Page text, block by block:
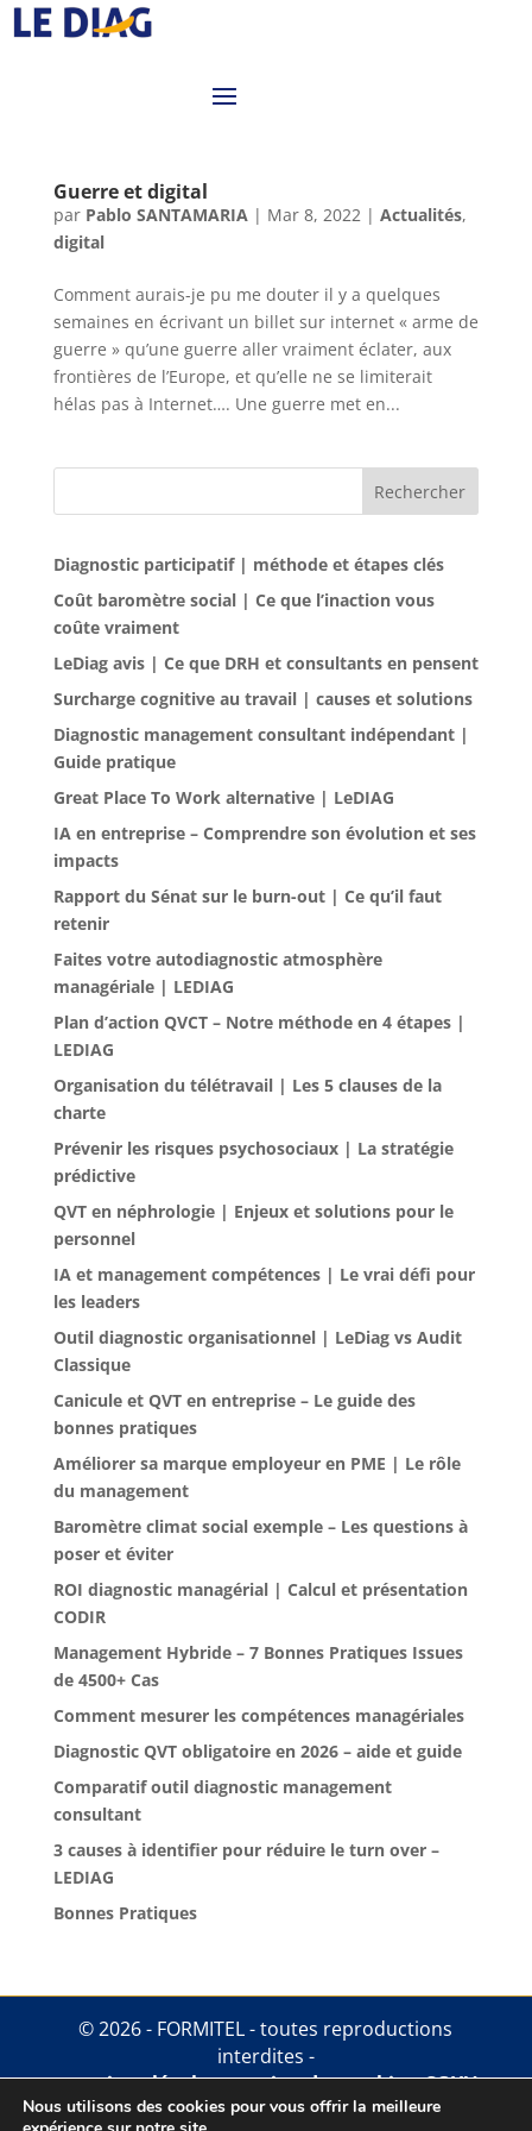
Guerre et digital
par Pablo SANTAMARIA| Mar 8, 2022| Actualités,
digital
Comment aurais-je pu me douter il y a quelques
semaines en écrivant un billet sur internet « arme de
guerre » qu’une guerre aller vraiment éclater, aux
frontières de l’Europe, et qu’elle ne se limiterait
hélas pas à Internet…. Une guerre met en...
Rechercher
Diagnostic participatif | méthode et étapes clés
Coût baromètre social | Ce que l’inaction vous
coûte vraiment
LeDiag avis | Ce que DRH et consultants en pensent
Surcharge cognitive au travail | causes et solutions
Diagnostic management consultant indépendant |
Guide pratique
Great Place To Work alternative | LeDIAG
IA en entreprise – Comprendre son évolution et ses
impacts
Rapport du Sénat sur le burn-out | Ce qu’il faut
retenir
Faites votre autodiagnostic atmosphère
managériale | LEDIAG
Plan d’action QVCT – Notre méthode en 4 étapes |
LEDIAG
Organisation du télétravail | Les 5 clauses de la
charte
Prévenir les risques psychosociaux | La stratégie
prédictive
QVT en néphrologie | Enjeux et solutions pour le
personnel
IA et management compétences | Le vrai défi pour
les leaders
Outil diagnostic organisationnel | LeDiag vs Audit
Classique
Canicule et QVT en entreprise – Le guide des
bonnes pratiques
Améliorer sa marque employeur en PME | Le rôle
du management
Baromètre climat social exemple – Les questions à
poser et éviter
ROI diagnostic managérial | Calcul et présentation
CODIR
Management Hybride – 7 Bonnes Pratiques Issues
de 4500+ Cas
Comment mesurer les compétences managériales
Diagnostic QVT obligatoire en 2026 – aide et guide
Comparatif outil diagnostic management
consultant
3 causes à identifier pour réduire le turn over –
LEDIAG
Bonnes Pratiques
© 2026 - FORMITEL - toutes reproductions
interdites -
mentions légales.gestion des cookies.CGUV
Nous utilisons des cookies pour vous offrir la meilleure